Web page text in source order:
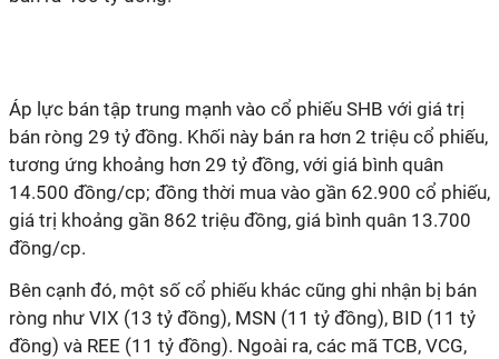
Áp lực bán tập trung mạnh vào cổ phiếu SHB với giá trị
bán ròng 29 tỷ đồng. Khối này bán ra hơn 2 triệu cổ phiếu,
tương ứng khoảng hơn 29 tỷ đồng, với giá bình quân
14.500 đồng/cp; đồng thời mua vào gần 62.900 cổ phiếu,
giá trị khoảng gần 862 triệu đồng, giá bình quân 13.700
đồng/cp.
Bên cạnh đó, một số cổ phiếu khác cũng ghi nhận bị bán
ròng như VIX (13 tỷ đồng), MSN (11 tỷ đồng), BID (11 tỷ
đồng) và REE (11 tỷ đồng). Ngoài ra, các mã TCB, VCG,